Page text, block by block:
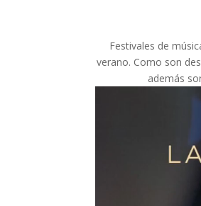
Festivales de
verano. Como son
además